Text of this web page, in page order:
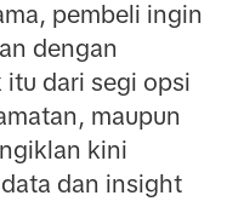
pembeli ingin
dengan
itu dari segi opsi
maupun
kini
dan insight